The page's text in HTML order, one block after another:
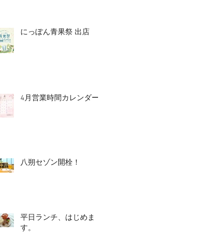
にっぽん青果祭 出店
4月営業時間カレンダー
八朔セゾン開栓！
平日ランチ、はじめま
す。